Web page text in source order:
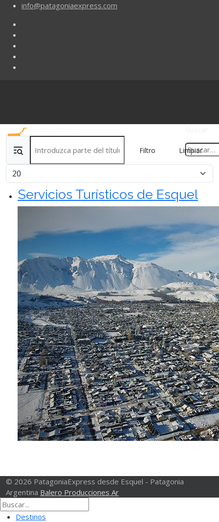
info@patagoniaexpress.com
Filtro Limpiar
Cantidad
Servicios Turísticos de Esquel
© 2026 PatagoniaExpress desde Esquel - Patagonia
Argentina Balero Producciones Ar
Destinos